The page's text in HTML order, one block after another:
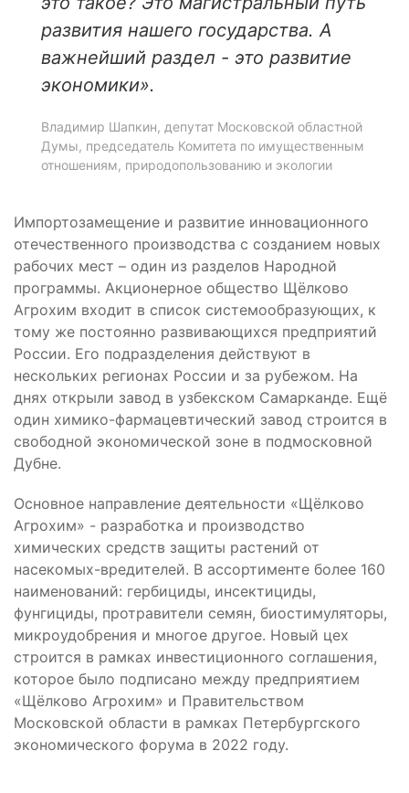
развития нашего государства. А
важнейший раздел - это развитие
экономики».
Владимир Шапкин, депутат Московской областной
Думы, председатель Комитета по имущественным
отношениям, природопользованию и экологии
Импортозамещение и развитие инновационного
отечественного производства с созданием новых
рабочих мест – один из разделов Народной
программы. Акционерное общество Щёлково
Агрохим входит в список системообразующих, к
тому же постоянно развивающихся предприятий
России. Его подразделения действуют в
нескольких регионах России и за рубежом. На
днях открыли завод в узбекском Самарканде. Ещё
один химико-фармацевтический завод строится в
свободной экономической зоне в подмосковной
Дубне.
Основное направление деятельности «Щёлково
Агрохим» - разработка и производство
химических средств защиты растений от
насекомых-вредителей. В ассортименте более 160
наименований: гербициды, инсектициды,
фунгициды, протравители семян, биостимуляторы,
микроудобрения и многое другое. Новый цех
строится в рамках инвестиционного соглашения,
которое было подписано между предприятием
«Щёлково Агрохим» и Правительством
Московской области в рамках Петербургского
экономического форума в 2022 году.